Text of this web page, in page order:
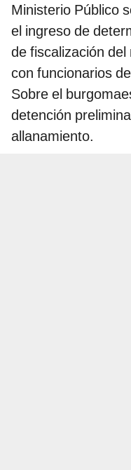
Ministerio Público
el ingreso de
de fiscalización
con funcionarios
Sobre el
detención
allanamiento.